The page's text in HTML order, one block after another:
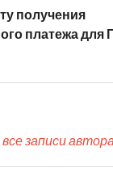
получения
платежа для
записи